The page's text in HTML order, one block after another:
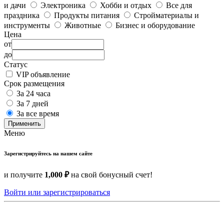
и дачи
Электроника Хобби и отдых
Все для
праздника
Продукты питания
Стройматериалы и
инструменты
Животные
Бизнес и оборудование
Цена
от
до
Статус
VIP объявление
Срок размещения
За 24 часа
За 7 дней
За все время
Применить
Меню
Зарегистрируйтесь на нашем сайте
и получите 1,000 ₽на свой бонусный счет!
Войти или зарегистрироваться